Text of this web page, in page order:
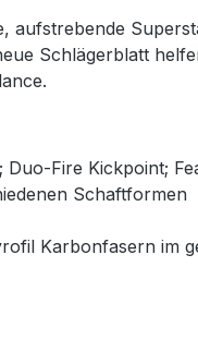
aufstrebende
Schlägerblatt
Duo-Fire Kickpoint;
Schaftformen
Karbonfasern im